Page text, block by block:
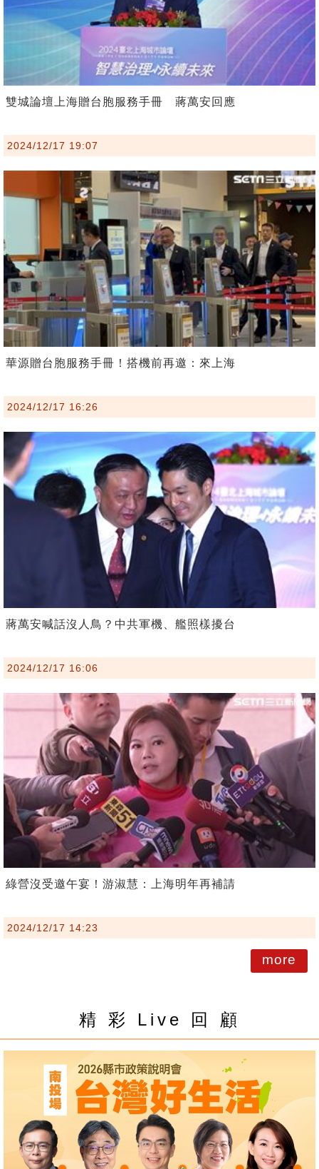
雙城論壇上海贈台胞服務手冊 蔣萬安回應
2024/12/17 19:07
華源贈台胞服務手冊！搭機前再邀：來上海
2024/12/17 16:26
蔣萬安喊話沒人鳥？中共軍機、艦照樣擾台
2024/12/17 16:06
綠營沒受邀午宴！游淑慧：上海明年再補請
2024/12/17 14:23
more
精 彩 Live 回 顧